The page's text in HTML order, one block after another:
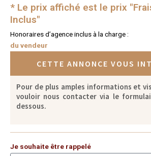
* Le prix affiché est le prix
Inclus"
Honoraires d’agence inclus à la charge :
du vendeur
CETTE ANNONCE VOUS
Pour de plus amples informations et
vouloir nous contacter via le
dessous.
Je souhaite être rappelé